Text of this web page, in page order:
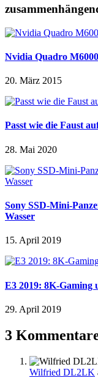
Nvidia Quadro
20. März 2015
Passt wie die Faust
28. Mai 2020
Sony SSD-Mini-
Wasser
15. April 2019
E3 2019: 8K-Gaming
29. April 2019
3
Wilfried DL2LK